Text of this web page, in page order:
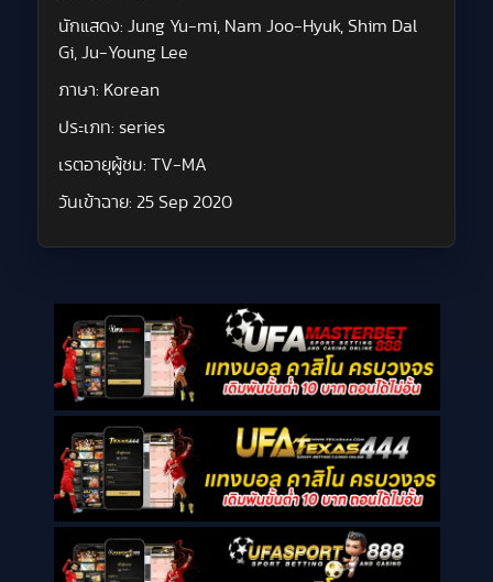
นักแสดง: Jung Yu-mi, Nam Joo-Hyuk, Shim Dal
Gi, Ju-Young Lee
ภาษา: Korean
ประเภท: series
เรตอายุผู้ชม: TV-MA
วันเข้าฉาย: 25 Sep 2020